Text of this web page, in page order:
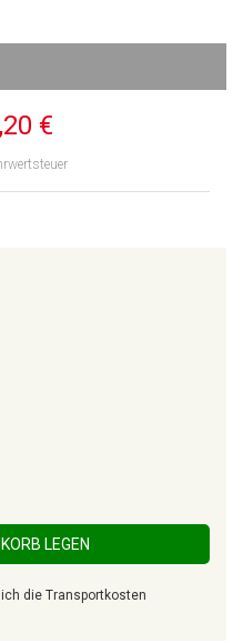
€
LEGEN
die Transportkosten